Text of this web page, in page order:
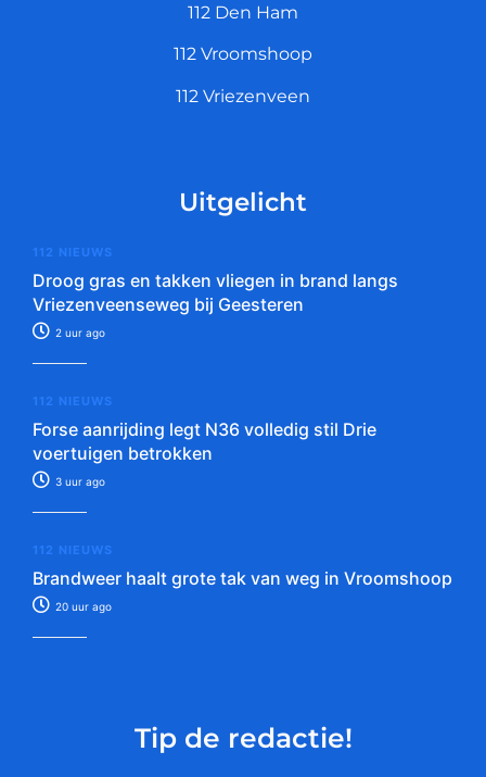
112 Den Ham
112 Vroomshoop
112 Vriezenveen
Uitgelicht
112 NIEUWS
Droog gras en takken vliegen in brand langs
Vriezenveenseweg bij Geesteren
2 uur ago
112 NIEUWS
Forse aanrijding legt N36 volledig stil Drie
voertuigen betrokken
3 uur ago
112 NIEUWS
Brandweer haalt grote tak van weg in Vroomshoop
20 uur ago
Tip de redactie!